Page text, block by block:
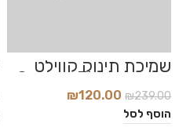
שמיכת תינוק קווילט
דגם Cotton Flowers
₪239.00
₪120.00
הוסף לסל